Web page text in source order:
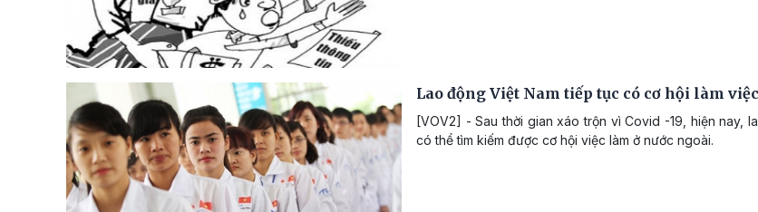
Lao động Việt Nam tiếp tục có cơ hội làm
[VOV2] - Sau thời gian xáo trộn vì Covid -19, hiện nay,
có thể tìm kiếm được cơ hội việc làm ở nước ngoài.